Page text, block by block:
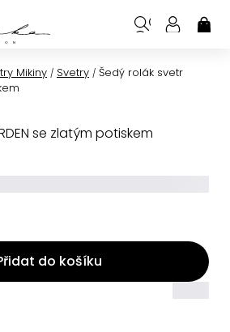
Mikiny / Svetry / Šedý rolák svetr
se zlatým potiskem
do košíku